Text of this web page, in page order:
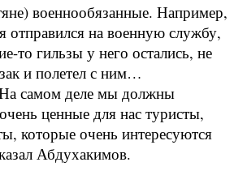
военнообязанные. Например,
отправился на военную службу,
то гильзы у него остались, не
и полетел с ним…
На самом деле мы должны
ценные для нас туристы,
которые очень интересуются
Абдухакимов.